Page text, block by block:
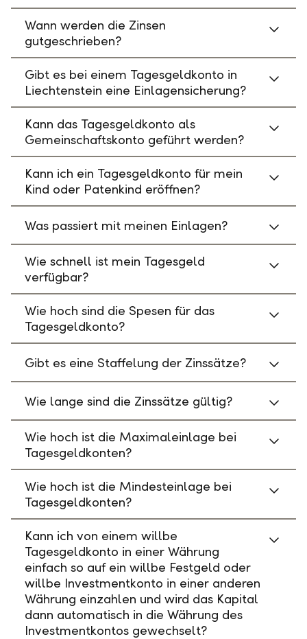
Wann werden die Zinsen
gutgeschrieben?
Gibt es bei einem Tagesgeldkonto in
Liechtenstein eine Einlagensicherung?
Kann das Tagesgeldkonto als
Gemeinschaftskonto geführt werden?
Kann ich ein Tagesgeldkonto für mein
Kind oder Patenkind eröffnen?
Was passiert mit meinen Einlagen?
Wie schnell ist mein Tagesgeld
verfügbar?
Wie hoch sind die Spesen für das
Tagesgeldkonto?
Gibt es eine Staffelung der Zinssätze?
Wie lange sind die Zinssätze gültig?
Wie hoch ist die Maximaleinlage bei
Tagesgeldkonten?
Wie hoch ist die Mindesteinlage bei
Tagesgeldkonten?
Kann ich von einem willbe
Tagesgeldkonto in einer Währung
einfach so auf ein willbe Festgeld oder
willbe Investmentkonto in einer anderen
Währung einzahlen und wird das Kapital
dann automatisch in die Währung des
Investmentkontos gewechselt?